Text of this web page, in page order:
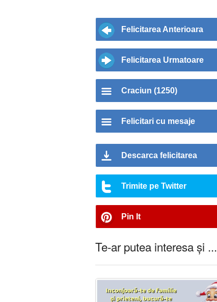
Felicitarea Anterioara
Felicitarea Urmatoare
Craciun (1250)
Felicitari cu mesaje
Descarca felicitarea
Trimite pe Twitter
Pin It
Te-ar putea interesa și ...